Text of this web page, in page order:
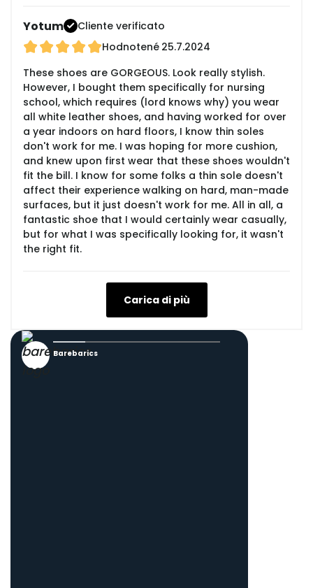
Yotum
Cliente verificato
Hodnotené 25.7.2024
These shoes are GORGEOUS. Look really stylish.
However, I bought them specifically for nursing
school, which requires (lord knows why) you wear
all white leather shoes, and having worked for over
a year indoors on hard floors, I know thin soles
don't work for me. I was hoping for more cushion,
and knew upon first wear that these shoes wouldn't
fit the bill. I know for some folks a thin sole doesn't
affect their experience walking on hard, man-made
surfaces, but it just doesn't work for me. All in all, a
fantastic shoe that I would certainly wear casually,
but for what I was specifically looking for, it wasn't
the right fit.
Carica di più
Barebarics